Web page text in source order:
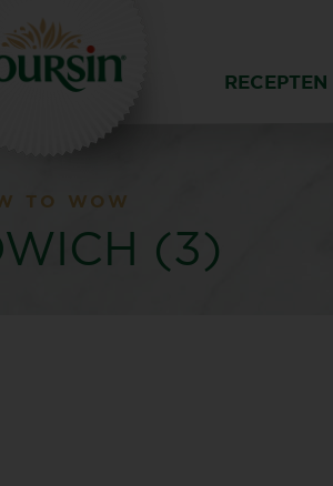
RECEPTEN
TO WOW
(3)